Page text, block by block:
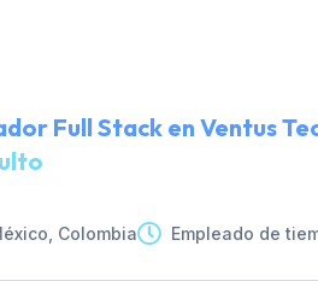
Full Stack en Ventus
Colombia Empleado de